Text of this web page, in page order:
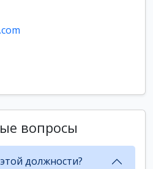
вопросы
должности?